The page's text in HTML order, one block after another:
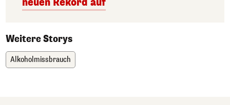
Weitere Storys
Alkoholmissbrauch